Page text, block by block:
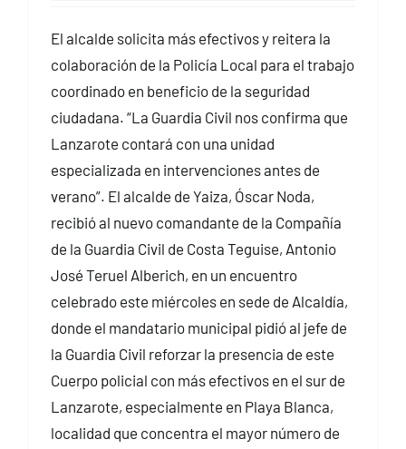
El alcalde solicita más efectivos y reitera la
colaboración de la Policía Local para el trabajo
coordinado en beneficio de la seguridad
ciudadana. “La Guardia Civil nos confirma que
Lanzarote contará con una unidad
especializada en intervenciones antes de
verano”. El alcalde de Yaiza, Óscar Noda,
recibió al nuevo comandante de la Compañía
de la Guardia Civil de Costa Teguise, Antonio
José Teruel Alberich, en un encuentro
celebrado este miércoles en sede de Alcaldía,
donde el mandatario municipal pidió al jefe de
la Guardia Civil reforzar la presencia de este
Cuerpo policial con más efectivos en el sur de
Lanzarote, especialmente en Playa Blanca,
localidad que concentra el mayor número de